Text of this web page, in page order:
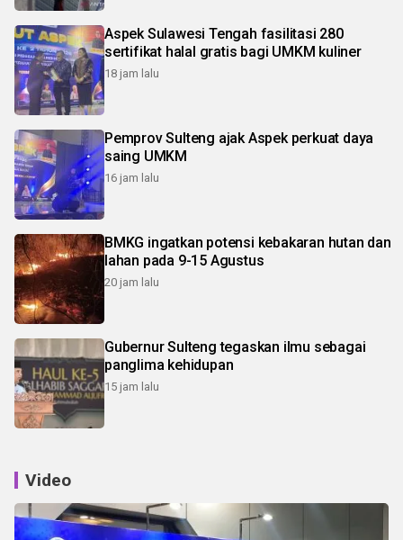
Aspek Sulawesi Tengah fasilitasi 280
sertifikat halal gratis bagi UMKM kuliner
18 jam lalu
Pemprov Sulteng ajak Aspek perkuat daya
saing UMKM
16 jam lalu
BMKG ingatkan potensi kebakaran hutan dan
lahan pada 9-15 Agustus
20 jam lalu
Gubernur Sulteng tegaskan ilmu sebagai
panglima kehidupan
15 jam lalu
Video